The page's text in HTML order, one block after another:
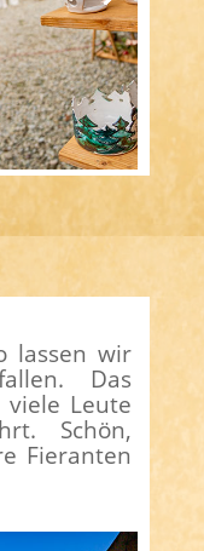
lassen wir
Das
Leute
Schön,
Fieranten